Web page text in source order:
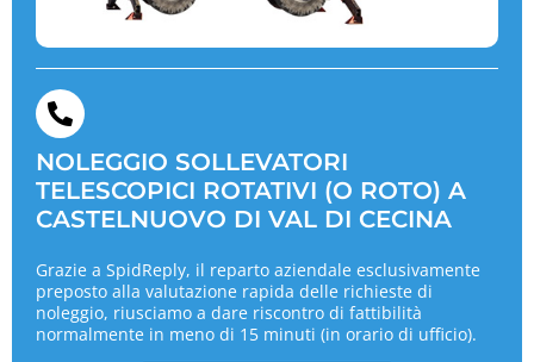
NOLEGGIO SOLLEVATORI
TELESCOPICI ROTATIVI (O ROTO) A
CASTELNUOVO DI VAL DI CECINA
Grazie a SpidReply, il reparto aziendale esclusivamente
preposto alla valutazione rapida delle richieste di
noleggio, riusciamo a dare riscontro di fattibilità
normalmente in meno di 15 minuti (in orario di ufficio).